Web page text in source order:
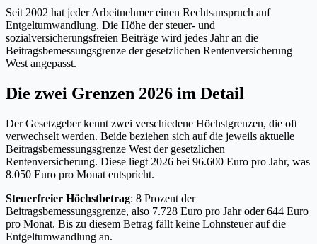
Seit 2002 hat jeder Arbeitnehmer einen Rechtsanspruch auf
Entgeltumwandlung. Die Höhe der steuer- und
sozialversicherungsfreien Beiträge wird jedes Jahr an die
Beitragsbemessungsgrenze der gesetzlichen Rentenversicherung
West angepasst.
Die zwei Grenzen 2026 im Detail
Der Gesetzgeber kennt zwei verschiedene Höchstgrenzen, die oft
verwechselt werden. Beide beziehen sich auf die jeweils aktuelle
Beitragsbemessungsgrenze West der gesetzlichen
Rentenversicherung. Diese liegt 2026 bei 96.600 Euro pro Jahr, was
8.050 Euro pro Monat entspricht.
Steuerfreier Höchstbetrag: 8 Prozent der
Beitragsbemessungsgrenze, also 7.728 Euro pro Jahr oder 644 Euro
pro Monat. Bis zu diesem Betrag fällt keine Lohnsteuer auf die
Entgeltumwandlung an.